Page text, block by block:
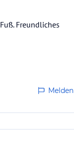
Freundliches
Melden